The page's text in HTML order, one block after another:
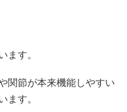
ます。
関節が本来機能しやすい
ます。